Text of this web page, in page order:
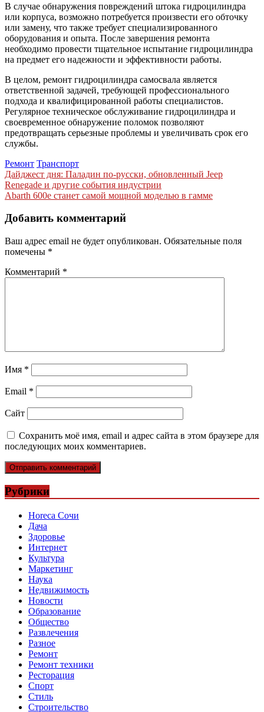
В случае обнаружения повреждений штока гидроцилиндра
или корпуса, возможно потребуется произвести его обточку
или замену, что также требует специализированного
оборудования и опыта. После завершения ремонта
необходимо провести тщательное испытание гидроцилиндра
на предмет его надежности и эффективности работы.
В целом, ремонт гидроцилиндра самосвала является
ответственной задачей, требующей профессионального
подхода и квалифицированной работы специалистов.
Регулярное техническое обслуживание гидроцилиндра и
своевременное обнаружение поломок позволяют
предотвращать серьезные проблемы и увеличивать срок его
службы.
Ремонт Транспорт
Навигация
по
Дайджест дня: Паладин по-русски, обновленный Jeep
Renegade и другие события индустрии
Abarth 600e станет самой мощной моделью в гамме
Добавить комментарий
Ваш адрес email не будет опубликован. Обязательные поля
помечены *
Комментарий *
Имя *
Email *
Сайт
Сохранить моё имя, email и адрес сайта в этом браузере для
последующих моих комментариев.
Рубрики
Horeca Сочи
Дача
Здоровье
Интернет
Культура
Маркетинг
Наука
Недвижимость
Новости
Образование
Общество
Развлечения
Разное
Ремонт
Ремонт техники
Ресторация
Спорт
Стиль
Строительство